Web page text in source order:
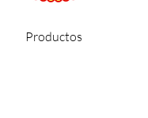
Productos